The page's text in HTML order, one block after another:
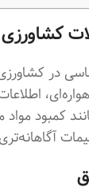
در
کمبود